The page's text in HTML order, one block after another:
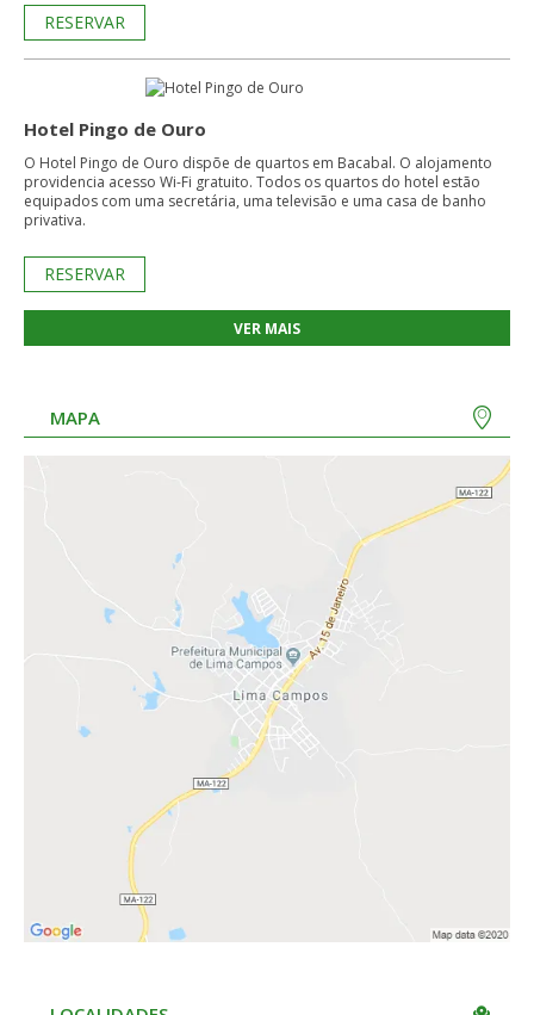
RESERVAR
Hotel Pingo de Ouro
O Hotel Pingo de Ouro dispõe de quartos em Bacabal. O alojamento
providencia acesso Wi-Fi gratuito. Todos os quartos do hotel estão
equipados com uma secretária, uma televisão e uma casa de banho
privativa.
RESERVAR
VER MAIS
MAPA